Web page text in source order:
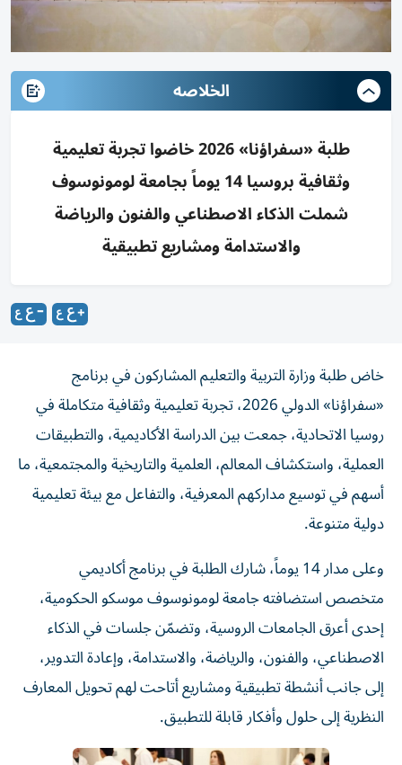
الخلاصه
طلبة «سفراؤنا» 2026 خاضوا تجربة تعليمية
وثقافية بروسيا 14 يوماً بجامعة لومونوسوف
شملت الذكاء الاصطناعي والفنون والرياضة
والاستدامة ومشاريع تطبيقية
خاض طلبة وزارة التربية والتعليم المشاركون في برنامج
«سفراؤنا» الدولي 2026، تجربة تعليمية وثقافية متكاملة في
روسيا الاتحادية، جمعت بين الدراسة الأكاديمية، والتطبيقات
العملية، واستكشاف المعالم، العلمية والتاريخية والمجتمعية، ما
أسهم في توسيع مداركهم المعرفية، والتفاعل مع بيئة تعليمية
دولية متنوعة.
وعلى مدار 14 يوماً، شارك الطلبة في برنامج أكاديمي
متخصص استضافته جامعة لومونوسوف موسكو الحكومية،
إحدى أعرق الجامعات الروسية، وتضمّن جلسات في الذكاء
الاصطناعي، والفنون، والرياضة، والاستدامة، وإعادة التدوير،
إلى جانب أنشطة تطبيقية ومشاريع أتاحت لهم تحويل المعارف
النظرية إلى حلول وأفكار قابلة للتطبيق.